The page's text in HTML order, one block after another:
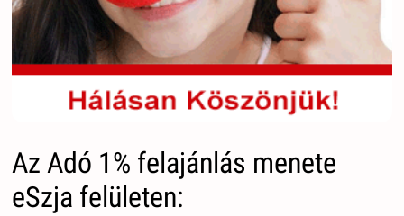
Az Adó 1% felajánlás menete
eSzja felületen: